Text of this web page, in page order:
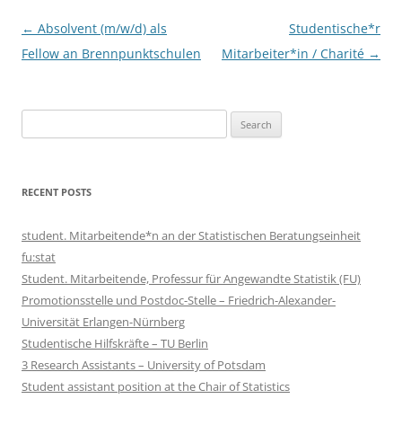
Post
navigation
← Absolvent (m/w/d) als
Fellow an Brennpunktschulen
Studentische*r
Mitarbeiter*in / Charité →
for:
RECENT POSTS
student. Mitarbeitende*n an der Statistischen Beratungseinheit
fu:stat
Student. Mitarbeitende, Professur für Angewandte Statistik (FU)
Promotionsstelle und Postdoc-Stelle – Friedrich-Alexander-
Universität Erlangen-Nürnberg
Studentische Hilfskräfte – TU Berlin
3 Research Assistants – University of Potsdam
Student assistant position at the Chair of Statistics